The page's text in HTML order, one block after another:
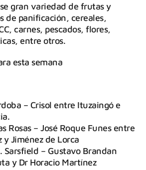
gran variedad de frutas y
de panificación, cereales,
carnes, pescados, flores,
entre otros.
esta semana
– Crisol entre Ituzaingó e
Rosas – José Roque Funes entre
y Jiménez de Lorca
Sarsfield – Gustavo Brandan
y Dr Horacio Martínez